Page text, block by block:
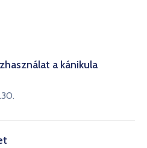
a kánikula